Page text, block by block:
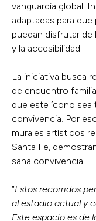
vanguardia global.
adaptadas para
puedan disfrutar de
y la accesibilidad.
La iniciativa busca
de encuentro
que este ícono sea
convivencia. Por
murales artísticos
Santa Fe,
sana convivencia.
“Estos recorridos
al estadio actual y
Este espacio es de